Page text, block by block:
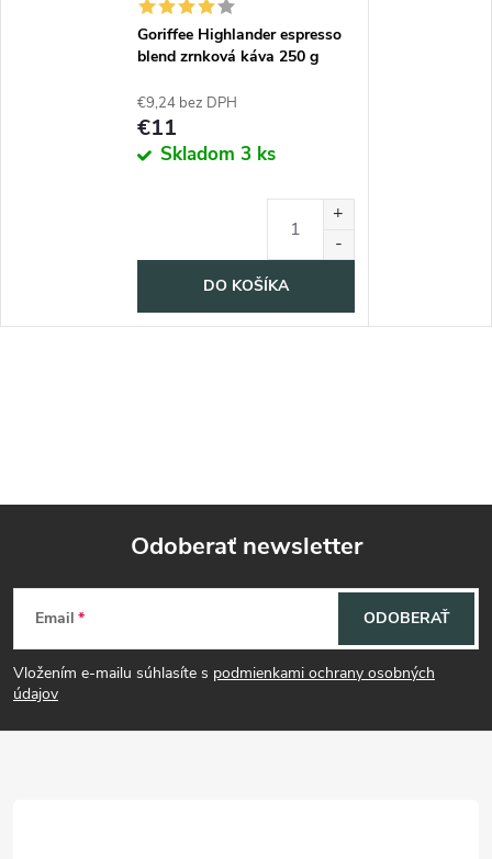
Goriffee Highlander espresso
blend zrnková káva 250 g
€9,24 bez DPH
€11
Skladom 3 ks
DO KOŠÍKA
Z
á
p
Odoberať newsletter
Email
Vložením e-mailu súhlasíte s podmienkami ochrany osobných
údajov
ODOBERAŤ